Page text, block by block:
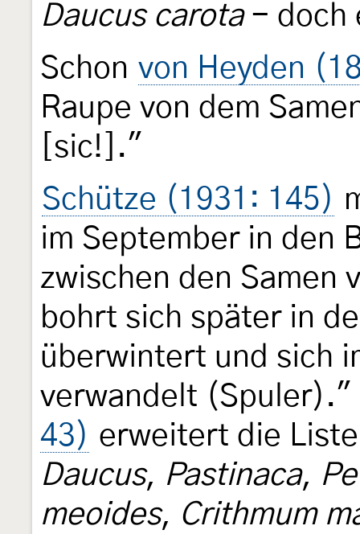
Daucus carota- doch
Schon von Heyden
Raupe von dem
[sic!]."
Schütze (1931: 145)
im September in den
zwischen den Samen
bohrt sich später in
überwintert und sich
verwandelt
43) erweitert die
Daucus, Pastinaca,
meoides, Crithmum